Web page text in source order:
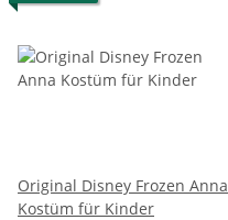
Original Disney Frozen Anna
Kostüm für Kinder